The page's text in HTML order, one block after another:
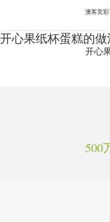
开心果纸杯蛋糕的
澳客竞彩
开心
500